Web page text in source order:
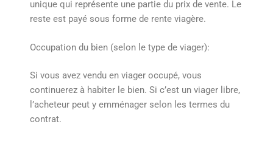
unique qui représente une partie du prix de vente. Le
reste est payé sous forme de rente viagère.
Occupation du bien (selon le type de viager):
Si vous avez vendu en viager occupé, vous
continuerez à habiter le bien. Si c’est un viager libre,
l’acheteur peut y emménager selon les termes du
contrat.